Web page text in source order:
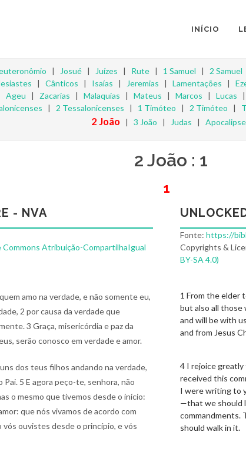
INÍCIO
| Josué| Juízes | Rute| 1 Samuel | 2 Samuel
| Cânticos | Isaías | Jeremias | Lamentações |
Ageu | Zacarias | Malaquias | Mateus | Marcos | Lucas |
| 2 Tessalonicenses | 1 Timóteo | 2 Timóteo |
2 João| 3 João | Judas | Apocalipse
2 João : 1
1
- NVA
Commons Atribuição-CompartilhaIgual
Fonte:https://
Copyrights &
BY-SA 4.0)
amo na verdade, e não somente eu,
2 por causa da verdade que
3 Graça, misericórdia e paz da
serão conosco em verdade e amor.
1 From the elder
but also all
and will be with
and from Jesus
dos teus filhos andando na verdade,
5 E agora peço-te, senhora, não
o mesmo que tivemos desde o início:
que nós vivamos de acordo com
ouvistes desde o princípio, e vós
4 I rejoice
received this
I were writing to
—that we should
commandments.
should walk in it.